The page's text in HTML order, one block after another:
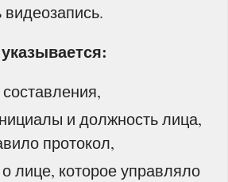
и должность лица,
протокол,
лице, которое управляло